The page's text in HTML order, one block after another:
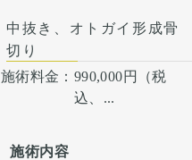
にて、診察させていただいた
上でその方一人一人の状態を
ふまえて、治療法をご提案し
ます。
中抜き、オトガイ形成骨
切り
施術料金： 990,000円（税
込、...
施術内容